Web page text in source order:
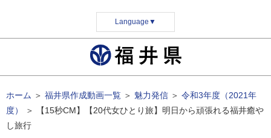
Language ▼
ホーム ＞ 福井県作成動画一覧 ＞ 魅力発信 ＞ 令和3年度（2021年
度）
＞
【15秒CM】【20代女ひとり旅】明日から頑張れる福井癒や
し旅行